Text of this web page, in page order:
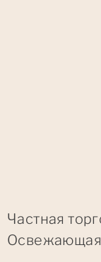
Частная
Освежающая